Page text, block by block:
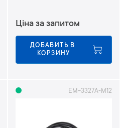
о
в
р
с
Ціна за запитом
ДОБАВИТЬ В
КОРЗИНУ
EM-3327A-M12